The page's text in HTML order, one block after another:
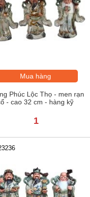
Mua hàng
Phúc Lộc Thọ - men rạn
- cao 32 cm - hàng kỹ
1